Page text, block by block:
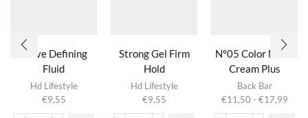
Wave Defining
Fluid
Hd Lifestyle
€9,55
Strong Gel Firm
Hold
Hd Lifestyle
€9,55
Nº05 Color Mask
Cream Plus
Back Bar
€11,50 - €17,99
heeft
meerdere